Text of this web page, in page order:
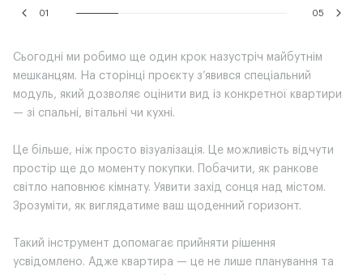
01 05
Сьогодні ми робимо ще один крок назустріч майбутнім
мешканцям. На сторінці проєкту з’явився спеціальний
модуль, який дозволяє оцінити вид із конкретної квартири
— зі спальні, вітальні чи кухні.
Це більше, ніж просто візуалізація. Це можливість відчути
простір ще до моменту покупки. Побачити, як ранкове
світло наповнює кімнату. Уявити захід сонця над містом.
Зрозуміти, як виглядатиме ваш щоденний горизонт.
Такий інструмент допомагає прийняти рішення
усвідомлено. Адже квартира — це не лише планування та